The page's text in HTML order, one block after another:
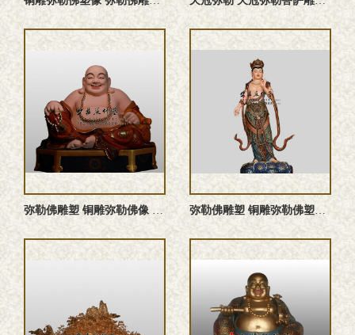
弥勒佛雕塑 铜雕弥勒佛像 弥勒佛塑像 弥勒佛铜像 弥勒佛雕塑 铜雕弥勒佛塑像 弥勒佛铜佛像 阿逸多菩萨佛像 铜 ...